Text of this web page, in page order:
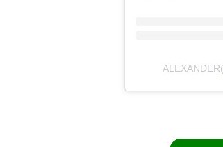
ALEXANDER(